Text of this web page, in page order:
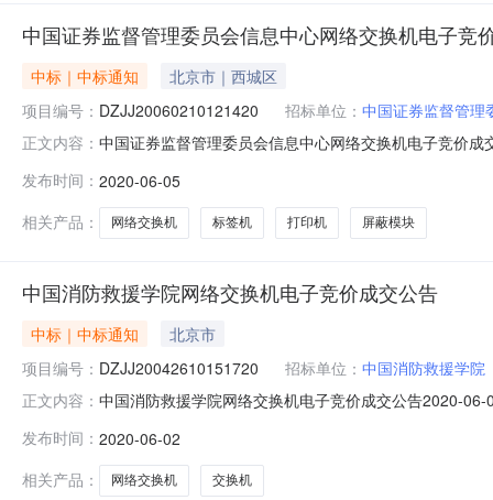
中国证券监督管理委员会信息中心网络交换机电子竞
中标｜中标通知
北京市｜西城区
项目编号： DZJJ20060210121420 招标单位： 中国证券监督管理
正文内容： 中国证券监督管理委员会信息中心网络交换机电子竞价
0500:00:00项目预算(元)：277600.00联系人：朱丹送货
发布时间： 2020-06-05
相关产品：
网络交换机 标签机 打印机 屏蔽模块
中国消防救援学院网络交换机电子竞价成交公告
中标｜中标通知
北京市
项目编号： DZJJ20042610151720 招标单位： 中国消防救援学院
正文内容： 中国消防救援学院网络交换机电子竞价成交公告2020-
平区南口镇南雁路4号到货时间：合同签订后20个日历日
发布时间： 2020-06-02
相关产品：
网络交换机 交换机